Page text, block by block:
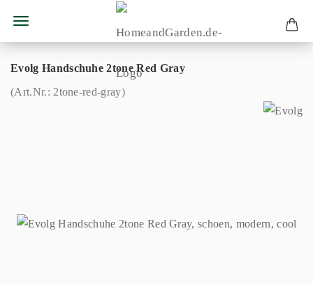
Evolg Handschuhe 2tone Red Gray
(Art.Nr.: 2tone-red-gray)